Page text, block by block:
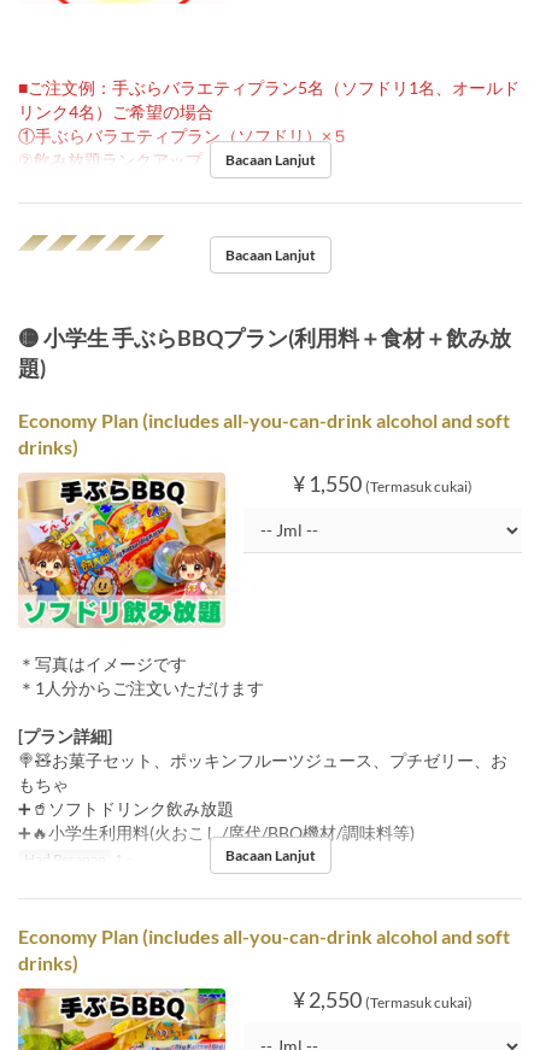
■ご注文例：手ぶらバラエティプラン5名（ソフドリ1名、オールド
リンク4名）ご希望の場合
①手ぶらバラエティプラン（ソフドリ）×５
②飲み放題ランクアップ ×４Bacaan Lanjut
◢◤◢◤◢◤◢◤◢◤
Bacaan Lanjut
🟡 小学生 手ぶらBBQプラン(利用料＋食材＋飲み放
題)
Economy Plan (includes all-you-can-drink alcohol and soft
drinks)
¥ 1,550 (Termasuk cukai)
＊写真はイメージです
＊1人分からご注文いただけます
[プラン詳細]
🍭🧸お菓子セット、ポッキンフルーツジュース、プチゼリー、お
もちゃ
➕🥤ソフトドリンク飲み放題
➕🔥小学生利用料(火おこし/席代/BBQ機材/調味料等)
Had Pesanan 1 ~ Bacaan Lanjut
Economy Plan (includes all-you-can-drink alcohol and soft
drinks)
¥ 2,550 (Termasuk cukai)